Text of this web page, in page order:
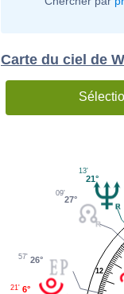
Carte du ciel de
12
21°
13'
27°
09'
26°
57'
6°
21'